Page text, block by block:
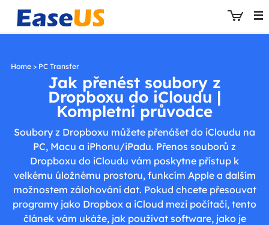
Home> PC Transfer
Jak přenést soubory z
Dropboxu do iCloudu |
Kompletní průvodce
Soubory z Dropboxu můžete přenášet do iCloudu na
PC, Macu a iPhonu/iPadu. Přenos souborů z
Dropboxu do iCloudu vám poskytne přístup k
velkému úložnému prostoru, funkcím Apple a dalším
možnostem zálohování dat. Pokud chcete přesouvat
programy jako Dropbox a iCloud mezi počítači, tento
článek vám ukáže, jak používat software, jako je